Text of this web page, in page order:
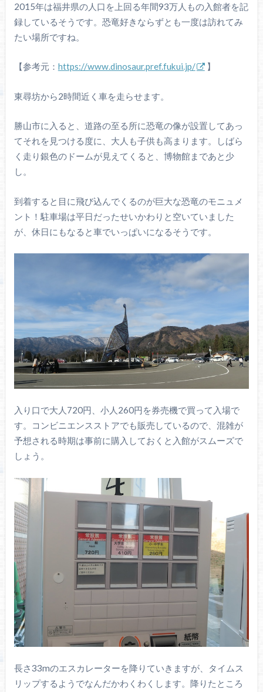
2015年は福井県の人口を上回る年間93万人もの入館者を記
録しているそうです。恐竜好きならずとも一度は訪れてみ
たい場所ですね。
【参考元： https://www.dinosaur.pref.fukui.jp/ 】
東尋坊から2時間近く車を走らせます。
勝山市に入ると、道路の至る所に恐竜の像が設置してあっ
てそれを見つける度に、大人も子供も高まります。しばら
く走り銀色のドームが見えてくると、博物館まであと少
し。
到着すると目に飛び込んでくるのが巨大な恐竜のモニュメ
ント！駐車場は平日だったせいかわりと空いていました
が、休日にもなると車でいっぱいになるそうです。
入り口で大人720円、小人260円を券売機で買って入場で
す。コンビニエンスストアでも販売しているので、混雑が
予想される時期は事前に購入しておくと入館がスムーズで
しょう。
長さ33mのエスカレーターを降りていきますが、タイムス
リップするようでなんだかわくわくします。降りたところ